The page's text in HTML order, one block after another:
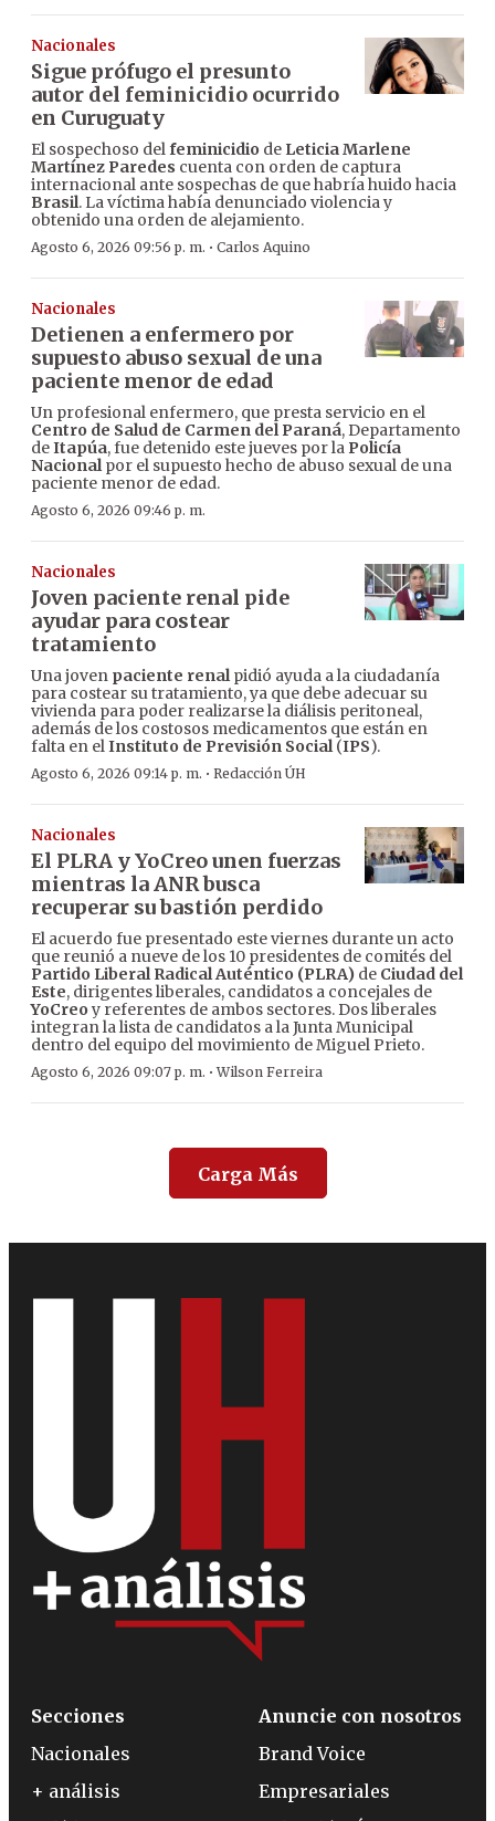
Nacionales
Sigue prófugo el presunto
autor del feminicidio ocurrido
en Curuguaty
El sospechoso delfeminicidio de Leticia Marlene
Martínez Paredes cuenta con orden de captura
internacional ante sospechas de que habría huido hacia
Brasil. La víctima había denunciado violencia y
obtenido una orden de alejamiento.
Agosto 6, 2026 09:56 p. m. · Carlos Aquino
Nacionales
Detienen a enfermero por
supuesto abuso sexual de una
paciente menor de edad
Un profesional enfermero, que presta servicio en el
Centro de Salud de Carmen del Paraná, Departamento
deItapúa, fue detenido este jueves por la Policía
Nacionalpor el supuesto hecho de abuso sexual de una
paciente menor de edad.
Agosto 6, 2026 09:46 p. m.
Nacionales
Joven paciente renal pide
ayudar para costear
tratamiento
Una joven paciente renalpidió ayuda a la ciudadanía
para costear su tratamiento, ya que debe adecuar su
vivienda para poder realizarse la diálisis peritoneal,
además de los costosos medicamentos que están en
falta en elInstituto de Previsión Social(IPS).
Agosto 6, 2026 09:14 p. m. · Redacción ÚH
Nacionales
El PLRA y YoCreo unen fuerzas
mientras la ANR busca
recuperar su bastión perdido
El acuerdo fue presentado este viernes durante un acto
que reunió a nueve de los 10 presidentes de comités del
Partido Liberal Radical Auténtico (PLRA) de Ciudad del
Este, dirigentes liberales, candidatos a concejales de
YoCreo y referentes de ambos sectores. Dos liberales
integran la lista de candidatos a la Junta Municipal
dentro del equipo del movimiento de Miguel Prieto.
Agosto 6, 2026 09:07 p. m. ·Wilson Ferreira
Carga Más
Secciones
Nacionales
+ análisis
Anuncie con nosotros
Brand Voice
Empresariales